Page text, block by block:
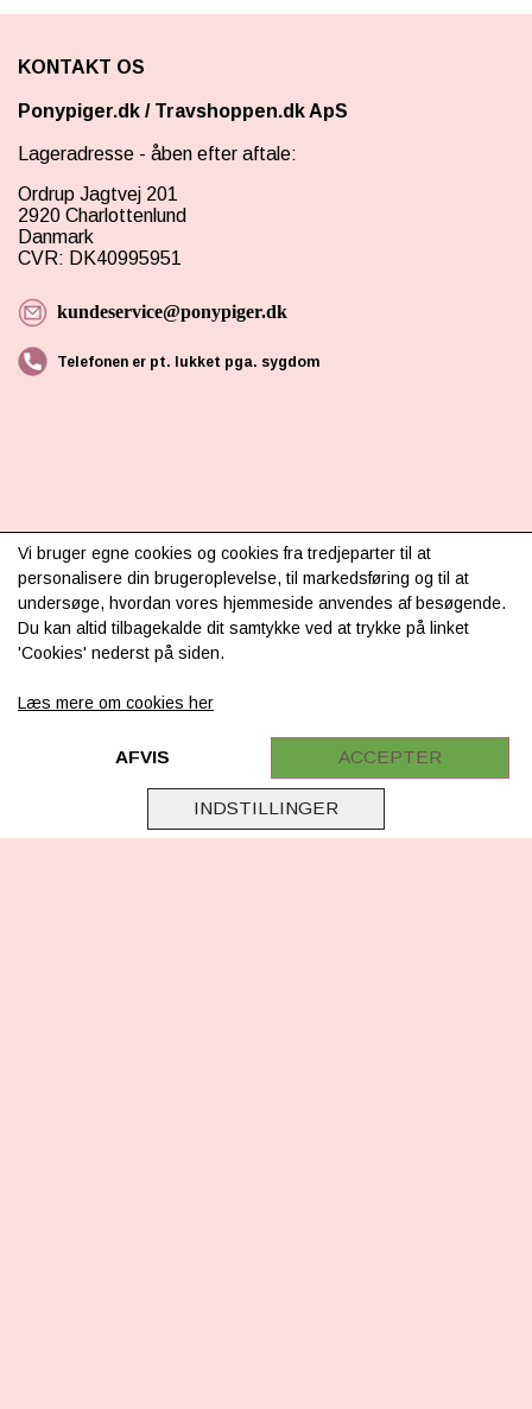
KONTAKT OS
Ponypiger.dk / Travshoppen.dk ApS
Lageradresse - åben efter aftale:
Ordrup Jagtvej 201
2920 Charlottenlund
Danmark
CVR: DK40995951
kundeservice@ponypiger.dk
Telefonen er pt. lukket pga. sygdom
INFORMATION
Om os
Levering & betaling
Retur
Samarbejde
Cookie & Privatlivsoplysninger
Vi bruger egne cookies og cookies fra tredjeparter til at
personalisere din brugeroplevelse, til markedsføring og til at
undersøge, hvordan vores hjemmeside anvendes af besøgende.
Du kan altid tilbagekalde dit samtykke ved at trykke på linket
'Cookies' nederst på siden.
Læs mere om cookies her
INDSTILLINGER
AFVIS ACCEPTER